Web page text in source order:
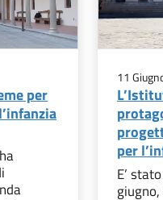
per
11
per
E’